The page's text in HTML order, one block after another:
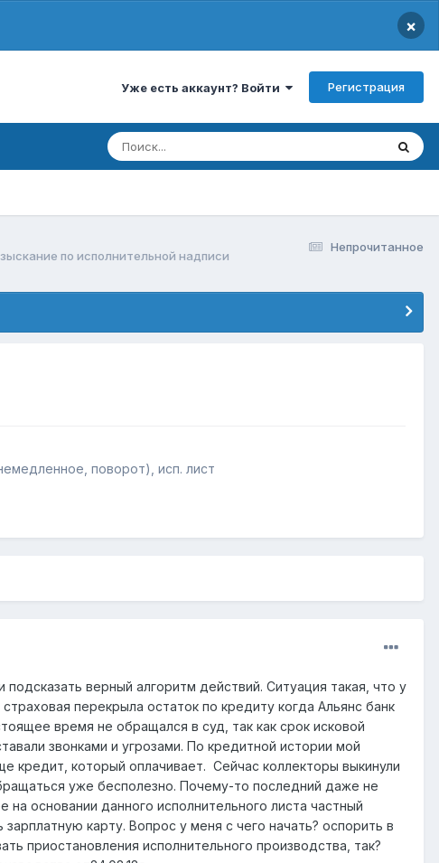
×
Уже есть аккаунт? Войти Регистрация
Непрочитанное
по исполнительной надписи
поворот), исп. лист
верный алгоритм действий. Ситуация такая, что у
перекрыла остаток по кредиту когда Альянс банк
время не обращался в суд, так как срок исковой
звонками и угрозами. По кредитной истории мой
кредит, который оплачивает. Сейчас коллекторы выкинули
уже бесполезно. Почему-то последний даже не
основании данного исполнительного листа частный
карту. Вопрос у меня с чего начать? оспорить в
приостановления исполнительного производства, так?